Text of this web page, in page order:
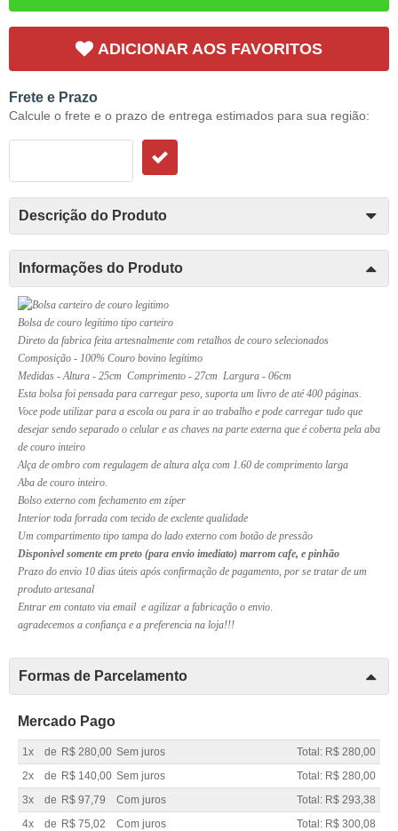
ADICIONAR AOS FAVORITOS
Frete e Prazo
Calcule o frete e o prazo de entrega estimados para sua região:
Descrição do Produto
Informações do Produto
Bolsa de couro legítimo tipo carteiro
Direto da fabrica feita artesnalmente com retalhos de couro selecionados
Composição - 100% Couro bovino legítimo
Medidas - Altura - 25cm Comprimento - 27cm Largura - 06cm
Esta bolsa foi pensada para carregar peso, suporta um livro de até 400 páginas.
Voce pode utilizar para a escola ou para ir ao trabalho e pode carregar tudo que
desejar sendo separado o celular e as chaves na parte externa que é coberta pela aba
de couro inteiro
Alça de ombro com regulagem de altura alça com 1.60 de comprimento larga
Aba de couro inteiro.
Bolso externo com fechamento em zíper
Interior toda forrada com tecido de exclente qualidade
Um compartimento tipo tampa do lado externo com botão de pressão
Disponivel somente em preto (para envio imediato) marrom cafe, e pinhão
Prazo do envio 10 dias úteis após confirmação de pagamento, por se tratar de um
produto artesanal
Entrar em contato via email e agilizar a fabricação o envio.
agradecemos a confiança e a preferencia na loja!!!
Formas de Parcelamento
Mercado Pago
1x de R$ 280,00 Sem juros
Total: R$ 280,00
2x
de R$ 140,00 Sem juros
Total: R$ 280,00
3x
de R$ 97,79 Com juros
Total: R$ 293,38
4x
de R$ 75,02 Com juros
Total: R$ 300,08